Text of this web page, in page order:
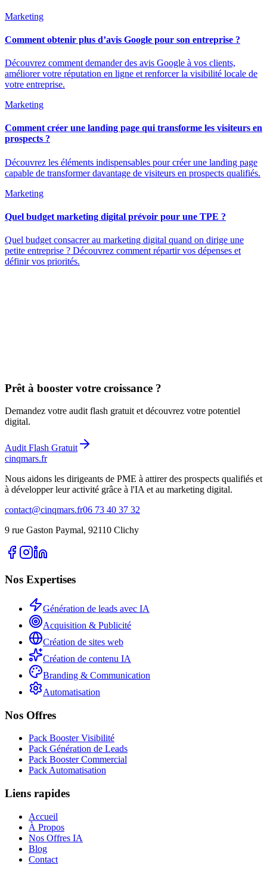
Marketing
Comment obtenir plus d’avis Google pour son entreprise ?
Découvrez comment demander des avis Google à vos clients,
améliorer votre réputation en ligne et renforcer la visibilité locale de
votre entreprise.
Marketing
Comment créer une landing page qui transforme les visiteurs en
prospects ?
Découvrez les éléments indispensables pour créer une landing page
capable de transformer davantage de visiteurs en prospects qualifiés.
Marketing
Quel budget marketing digital prévoir pour une TPE ?
Quel budget consacrer au marketing digital quand on dirige une
petite entreprise ? Découvrez comment répartir vos dépenses et
définir vos priorités.
Prêt à booster votre croissance ?
Demandez votre audit flash gratuit et découvrez votre potentiel
digital.
Audit Flash Gratuit
cinqmars.fr
Nous aidons les dirigeants de PME à attirer des prospects qualifiés et
à développer leur activité grâce à l'IA et au marketing digital.
contact@cinqmars.fr06 73 40 37 32
9 rue Gaston Paymal, 92110 Clichy
Nos Expertises
Génération de leads avec IA
Acquisition & Publicité
Création de sites web
Création de contenu IA
Branding & Communication
Automatisation
Nos Offres
Pack Booster Visibilité
Pack Génération de Leads
Pack Booster Commercial
Pack Automatisation
Liens rapides
Accueil
À Propos
Nos Offres IA
Blog
Contact